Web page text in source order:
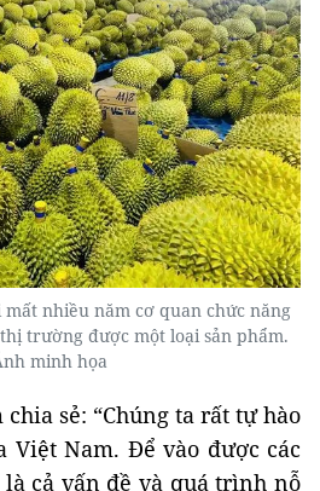
mất nhiều năm cơ quan chức năng
trường được một loại sản phẩm.
minh họa
sẻ: “Chúng ta rất tự hào
Việt Nam. Để vào được các
cả vấn đề và quá trình nỗ